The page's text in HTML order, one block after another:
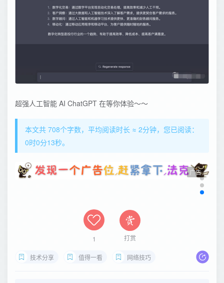
超强人工智能 AI ChatGPT 在等你体验～～
本文共 708个字数，平均阅读时长 ≈ 2分钟，您已阅读：
0时0分13秒。
广告
1 打赏
技术分享 值得一看 网络技巧